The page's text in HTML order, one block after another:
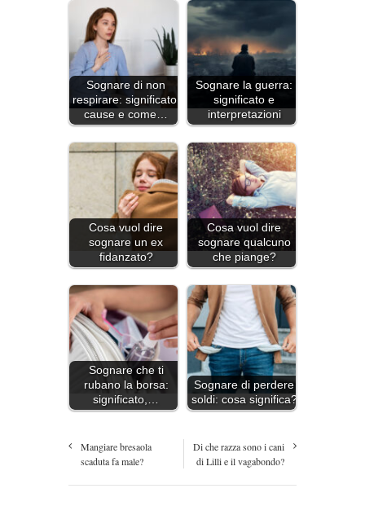
Sognare di non
respirare: significato,
cause e come…
Sognare la guerra:
significato e
interpretazioni
Cosa vuol dire
sognare un ex
fidanzato?
Cosa vuol dire
sognare qualcuno
che piange?
Sognare che ti
rubano la borsa:
significato,…
Sognare di perdere
soldi: cosa significa?
Mangiare bresaola
scaduta fa male?
Di che razza sono i cani
di Lilli e il vagabondo?